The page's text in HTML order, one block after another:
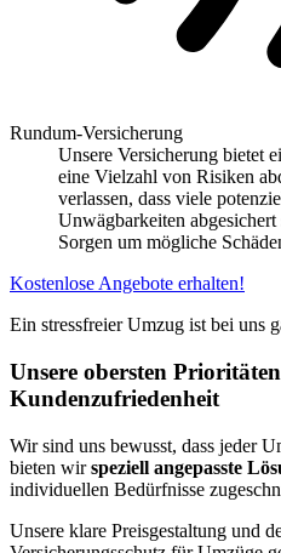
Rundum-Versicherung
Unsere Versicherung bietet
eine Vielzahl von Risiken
verlassen, dass viele
Unwägbarkeiten
Sorgen um mögliche
Kostenlose Angebote erhalten!
Ein stressfreier Umzug ist bei uns
Unsere obersten
Kundenzufriedenheit
Wir sind uns bewusst, dass jeder
bieten wirspeziell angepasste
individuellen Bedürfnisse
Unsere klare Preisgestaltung und